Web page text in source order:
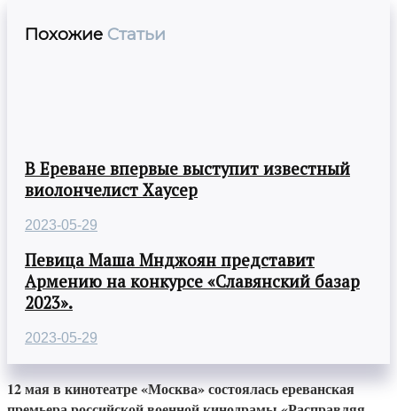
Похожие Статьи
В Ереване впервые выступит известный
виолончелист Хаусер
2023-05-29
Певица Маша Мнджоян представит
Армению на конкурсе «Славянский базар
2023».
2023-05-29
12 мая в кинотеатре «Москва» состоялась ереванская